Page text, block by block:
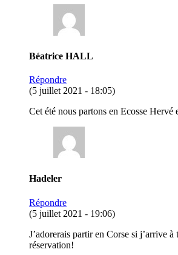
Béatrice HALL
Répondre
(5 juillet 2021 - 18:05)
Cet été nous partons en Ecosse Hervé
Hadeler
Répondre
(5 juillet 2021 - 19:06)
J’adorerais partir en Corse si j’arrive à
réservation!